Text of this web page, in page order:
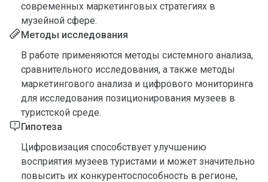
современных маркетинговых стратегиях в
музейной сфере.
Методы исследования
В работе применяются методы системного анализа,
сравнительного исследования, а также методы
маркетингового анализа и цифрового мониторинга
для исследования позиционирования музеев в
туристской среде.
Гипотеза
Цифровизация способствует улучшению
восприятия музеев туристами и может значительно
повысить их конкурентоспособность в регионе,